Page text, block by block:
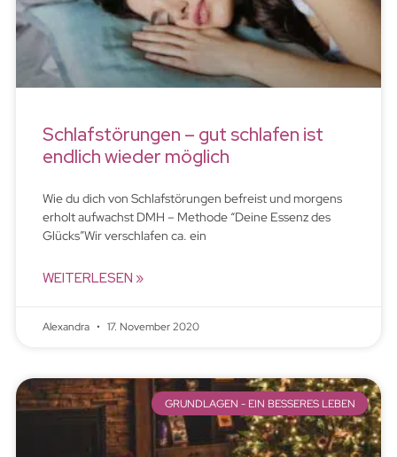
Schlafstörungen – gut schlafen ist
endlich wieder möglich
Wie du dich von Schlafstörungen befreist und morgens
erholt aufwachst DMH – Methode “Deine Essenz des
Glücks”Wir verschlafen ca. ein
WEITERLESEN »
Alexandra 17. November 2020
GRUNDLAGEN - EIN BESSERES LEBEN